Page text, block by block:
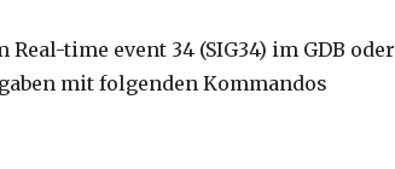
time event 34 (SIG34) im GDB oder
mit folgenden Kommandos